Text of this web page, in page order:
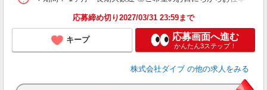
応募締め切り2027/03/31 23:59まで
キープ 応募画面へ進む
かんたん3ステップ！
株式会社ダイブ の他の求人をみる